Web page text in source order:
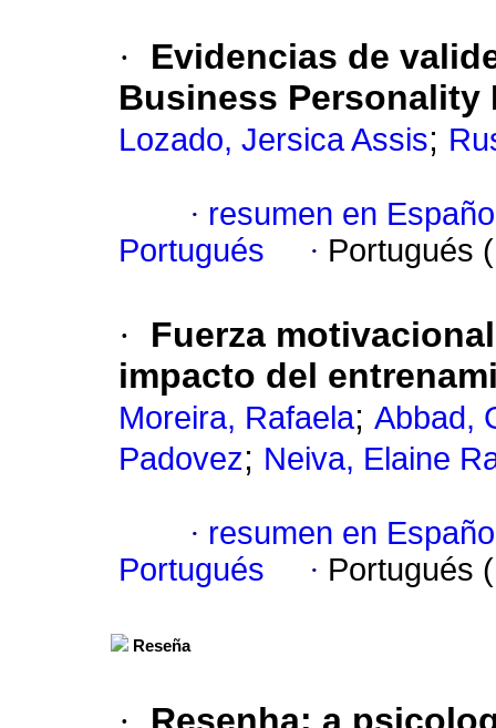
·
Evidencias de
Business Personality
Lozado, Jersica Assis;
· resumen en
Portugués
· Portugués
·
Fuerza
impacto del
Moreira, Rafaela; Abbad,
Padovez; Neiva, Elaine
· resumen en
Portugués
· Portugués
Reseña